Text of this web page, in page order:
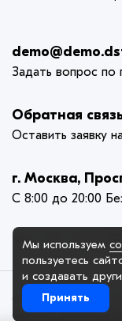
Задать вопрос по
Обратная
Оставить заявку
г. Москва,
С 8:00 до 20:00
© 2005-2025. ООО
demo.dstglobal.ru
Мы используем
пользуетесь
и создавать
Принять